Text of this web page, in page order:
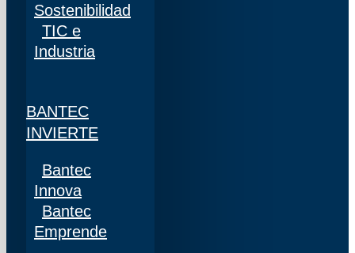
Sostenibilidad
TIC e
Industria
BANTEC
INVIERTE
Bantec
Innova
Bantec
Emprende